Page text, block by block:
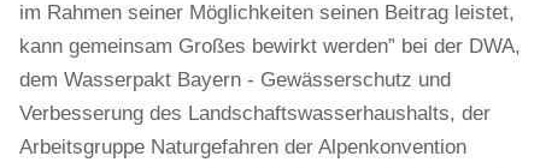
im Rahmen seiner Möglichkeiten seinen Beitrag leistet,
kann gemeinsam Großes bewirkt werden” bei der DWA,
dem Wasserpakt Bayern - Gewässerschutz und
Verbesserung des Landschaftswasserhaushalts, der
Arbeitsgruppe Naturgefahren der Alpenkonvention